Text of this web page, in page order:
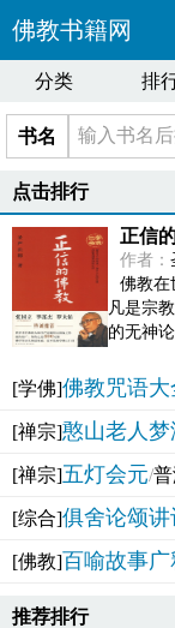
佛教书籍网
分类 排
书名
点击排行
正信
作者：
佛教在
凡是宗
的无神
[学佛]佛教咒语大
[禅宗]憨山老人梦
[禅宗]五灯会元/
[综合]俱舍论颂讲
[佛教]百喻故事广
推荐排行